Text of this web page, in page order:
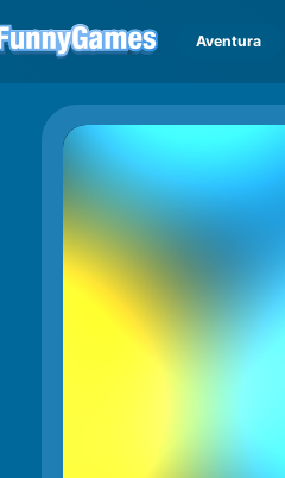
Aventura